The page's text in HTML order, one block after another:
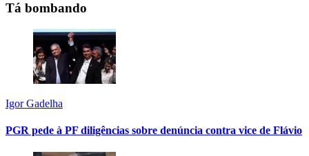
Tá bombando
Igor Gadelha
PGR pede à PF diligências sobre denúncia contra vice de Flávio